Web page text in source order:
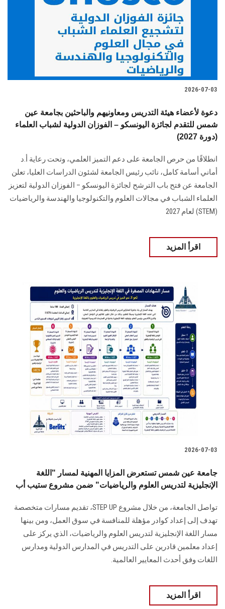
2026-07-03
دعوة لأعضاء هيئة التدريس ومعاونيهم والباحثين بجامعة عين
شمس للتقدم لجائزة اليونسكو – الفوزان الدولية لشباب العلماء
(دورة 2027)
انطلاقًا من حرص الجامعة على دعم التميز العلمي، وتحت رعاية أ.د
أماني أسامة كامل، نائب رئيس الجامعة لشئون الدراسات العليا، تعلن
الجامعة عن فتح باب الترشح لجائزة اليونسكو – الفوزان الدولية لتعزيز
العلماء الشباب في مجالات العلوم والتكنولوجيا والهندسة والرياضيات
(STEM) لعام 2027
اقرأ المزيد
2026-07-03
جامعة عين شمس تستعرض المزايا المهنية لمسار "اللغة
الإنجليزية لتدريس العلوم والرياضيات" ضمن مشروع ستيب أب
تواصل الجامعة، من خلال مشروع STEP UP، تقديم مسارات متخصصة
تهدف إلى إعداد كوادر مؤهلة للمنافسة في سوق العمل، ومن بينها
مسار اللغة الإنجليزية لتدريس العلوم والرياضيات، الذي يركز على
إعداد معلمين قادرين على التدريس في المدارس الدولية ومدارس
اللغات وفق أحدث المعايير العالمية.
اقرأ المزيد